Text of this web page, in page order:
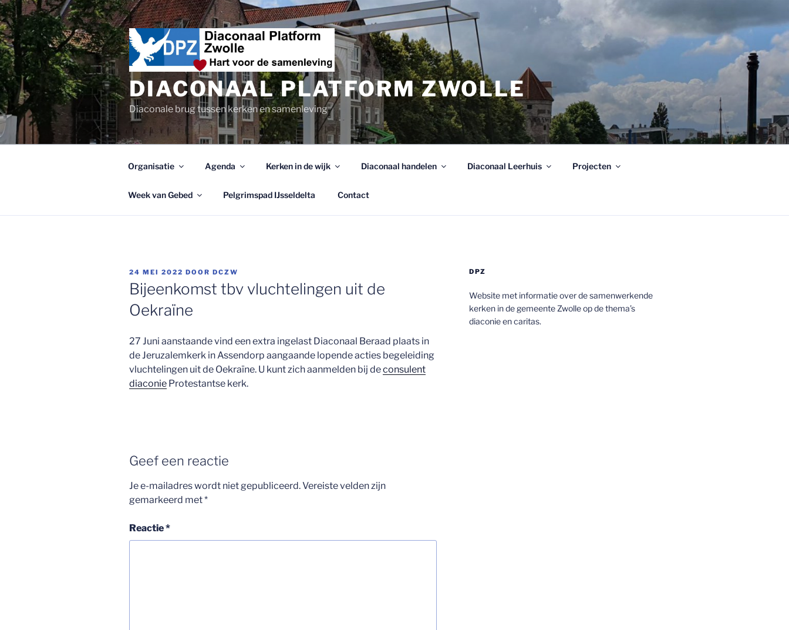
Ga
naar
de
inhoud
DIACONAAL PLATFORM ZWOLLE
Diaconale brug tussen kerken en samenleving
Organisatie Agenda Kerken in de wijk Diaconaal handelen Diaconaal Leerhuis Projecten
Week van Gebed Pelgrimspad IJsseldelta Contact
GEPLAATST
OP
24 MEI 2022 DOOR DCZW
Bijeenkomst tbv vluchtelingen uit de
Oekraïne
27 Juni aanstaande vind een extra ingelast Diaconaal Beraad plaats in
de Jeruzalemkerk in Assendorp aangaande lopende acties begeleiding
vluchtelingen uit de Oekraïne. U kunt zich aanmelden bij deconsulent
diaconie Protestantse kerk.
Geef een reactie
Je e-mailadres wordt niet gepubliceerd.Vereiste velden zijn
gemarkeerd met*
Reactie*
DPZ
Website met informatie over de samenwerkende
kerken in de gemeente Zwolle op de thema’s
diaconie en caritas.